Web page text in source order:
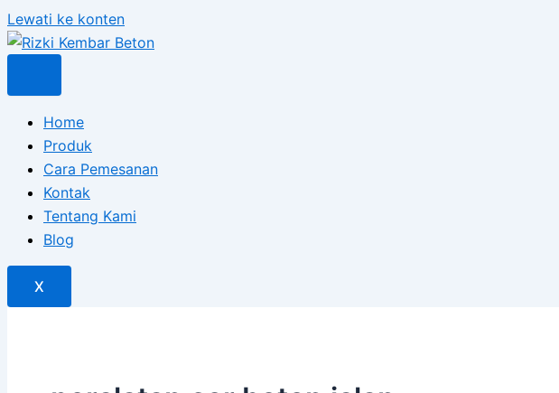
Lewati ke konten
Home
Produk
Cara Pemesanan
Kontak
Tentang Kami
Blog
X